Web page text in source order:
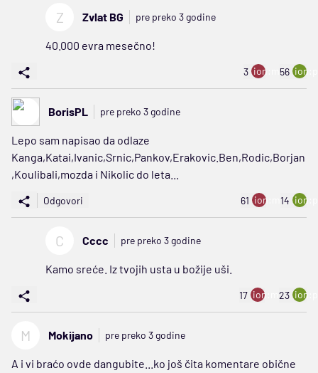
Z Zvlat BG pre preko 3 godine
40.000 evra mesečno!
3 ion:minus
56
BorisPL pre preko 3 godine
Lepo sam napisao da odlaze
Kanga,Katai,Ivanic,Srnic,Pankov,Erakovic.Ben,Rodic,Borjan
,Koulibali,mozda i Nikolic do leta...
Odgovori 61 ion:minus
14
C Cccc pre preko 3 godine
Kamo sreće. Iz tvojih usta u božije uši.
17 ion:minus
23
M Mokijano pre preko 3 godine
A i vi braćo ovde dangubite...ko još čita komentare obične